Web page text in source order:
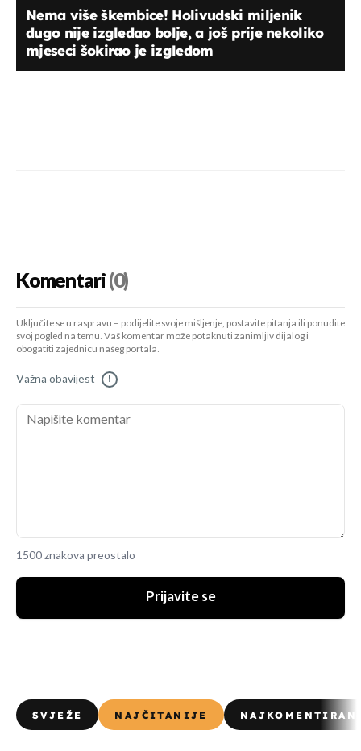
Nema više škembice! Holivudski miljenik
dugo nije izgledao bolje, a još prije nekoliko
mjeseci šokirao je izgledom
Komentari(0)
Uključite se u raspravu – podijelite svoje mišljenje, postavite pitanja ili ponudite
svoj pogled na temu. Vaš komentar može potaknuti zanimljiv dijalog i
obogatiti zajednicu našeg portala.
Važna obavijest !
1500 znakova preostalo
Prijavite se
SVJEŽE NAJČITANIJE